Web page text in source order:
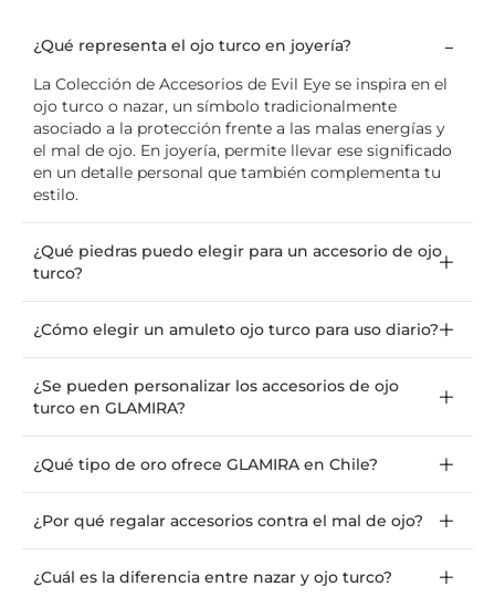
¿Qué representa el ojo turco en joyería?
La Colección de Accesorios de Evil Eye se inspira en el
ojo turco o nazar, un símbolo tradicionalmente
asociado a la protección frente a las malas energías y
el mal de ojo. En joyería, permite llevar ese significado
en un detalle personal que también complementa tu
estilo.
¿Qué piedras puedo elegir para un accesorio de ojo
turco?
¿Cómo elegir un amuleto ojo turco para uso diario?
¿Se pueden personalizar los accesorios de ojo
turco en GLAMIRA?
¿Qué tipo de oro ofrece GLAMIRA en Chile?
¿Por qué regalar accesorios contra el mal de ojo?
¿Cuál es la diferencia entre nazar y ojo turco?